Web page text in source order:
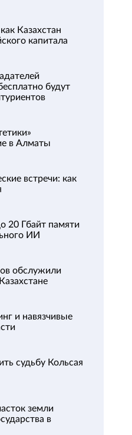
Казахстан
капитала
будут
в Алматы
встречи: как
20 Гбайт памяти
ИИ
обслужили
и навязчивые
судьбу Кольсая
земли
в